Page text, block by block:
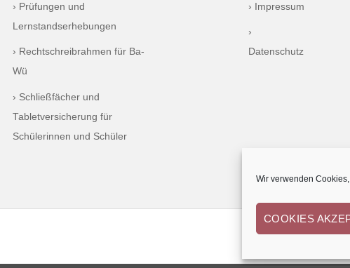
Wir verwenden
COOKIES
› Prüfungen und
Lernstandserhebungen
› Rechtschreibrahmen für Ba-
Wü
› Schließfächer und
Tabletversicherung für
Schülerinnen und Schüler
› Impressum
›
Datenschutz